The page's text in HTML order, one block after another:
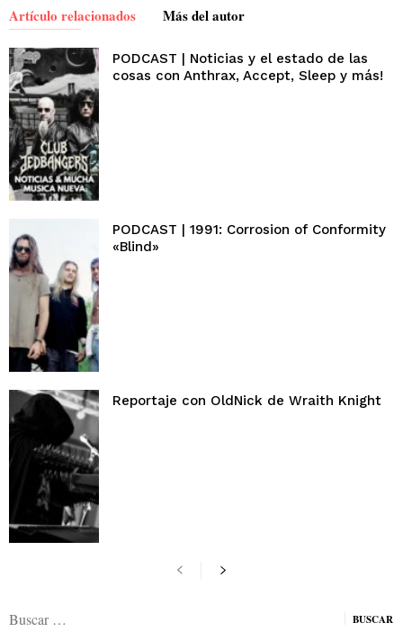
Artículo relacionados Más del autor
PODCAST | Noticias y el estado de las
cosas con Anthrax, Accept, Sleep y más!
PODCAST | 1991: Corrosion of Conformity
«Blind»
Reportaje con OldNick de Wraith Knight
Buscar: